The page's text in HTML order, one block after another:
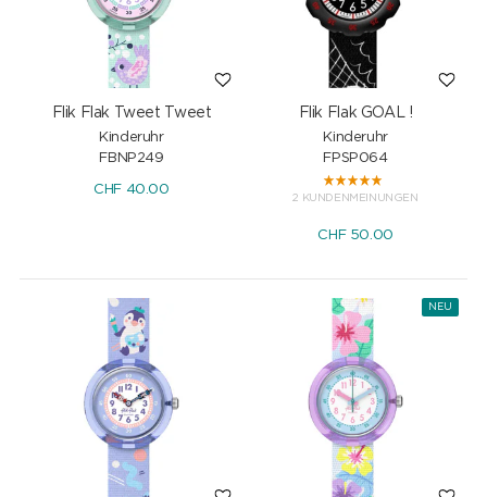
Flik Flak Tweet Tweet
Kinderuhr
FBNP249
CHF 40.00
Flik Flak GOAL !
Kinderuhr
FPSP064
2 KUNDENMEINUNGEN
CHF 50.00
NEU